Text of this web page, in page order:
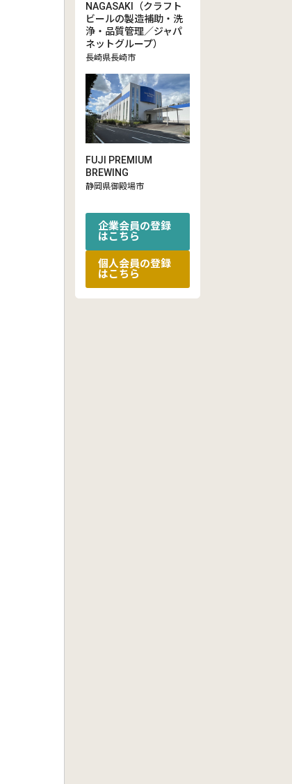
NAGASAKI（クラフト
ビールの製造補助・洗
浄・品質管理／ジャパ
ネットグループ）
長崎県長崎市
FUJI PREMIUM
BREWING
静岡県御殿場市
企業会員の登録
はこちら
個人会員の登録
はこちら